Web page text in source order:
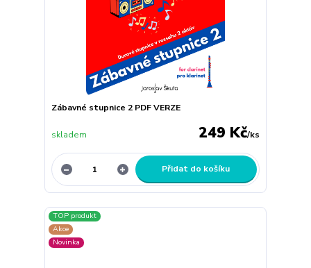
Zábavné stupnice 2 PDF VERZE
249 Kč/ks
skladem
Přidat do košíku
TOP produkt
Akce
Novinka